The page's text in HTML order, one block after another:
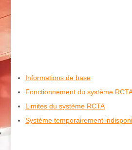
Informations de base
Fonctionnement du système
Limites du système RCTA
Système temporairement